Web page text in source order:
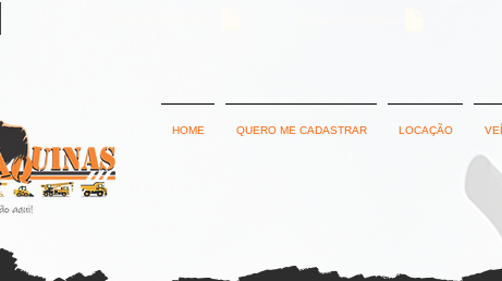
HOME QUERO ME CADASTRAR LOCAÇÃO